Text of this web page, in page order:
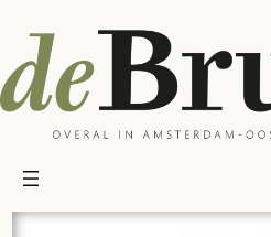
naar
de
inhoud